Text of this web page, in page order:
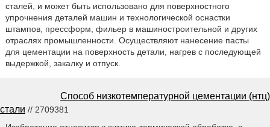
сталей, и может быть использовано для поверхностного
упрочнения деталей машин и технологической оснастки
штампов, прессформ, фильер в машиностроительной и других
отраслях промышленности. Осуществляют нанесение пасты
для цементации на поверхность детали, нагрев с последующей
выдержкой, закалку и отпуск.
Способ низкотемпературной цементации (нтц)
стали // 2709381